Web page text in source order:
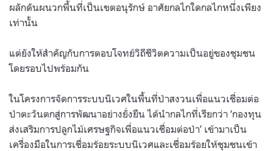
ผลักดันผนวกพื้นที่เป็นเขตอนุรักษ์ อาศัยกลไกใดกลไกหนึ่งเพียง
เท่านั้น
แต่ยังให้สำคัญกับการตอบโจทย์วิถีชีวิตความเป็นอยู่ของชุมชน
โดยรอบไปพร้อมกัน
ในโครงการจัดการระบบนิเวศในพื้นที่ป่าสงวนเพื่อแนวเชื่อมต่อ
ป่าตะวันตกสู่การพัฒนาอย่างยั่งยืน ได้นำกลไกที่เรียกว่า ‘กองทุน
ส่งเสริมการปลูกไม้เศรษฐกิจเพื่อแนวเชื่อมต่อป่า’ เข้ามาเป็น
เครื่องมือในการเชื่อมร้อยระบบนิเวศและเชื่อมร้อยให้ชุมชนเข้า